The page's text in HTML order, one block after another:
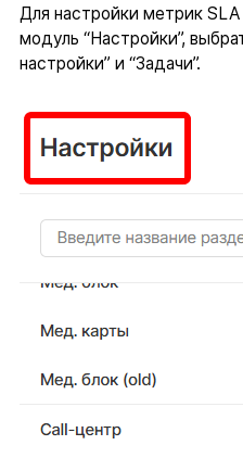
Для настройки метрик
модуль “Настройки”,
настройки” и “Задачи”.